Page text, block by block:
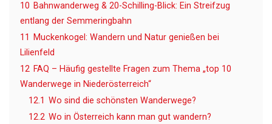
10 Bahnwanderweg & 20-Schilling-Blick: Ein Streifzug
entlang der Semmeringbahn
11
Muckenkogel: Wandern und Natur genießen bei
Lilienfeld
12 FAQ – Häufig gestellte Fragen zum Thema „top 10
Wanderwege in Niederösterreich“
12.1 Wo sind die schönsten Wanderwege?
12.2 Wo in Österreich kann man gut wandern?